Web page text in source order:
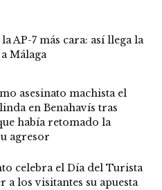
AP-7 más cara: así llega la
Málaga
asesinato machista el
en Benahavís tras
había retomado la
agresor
celebra el Día del Turista
a los visitantes su apuesta